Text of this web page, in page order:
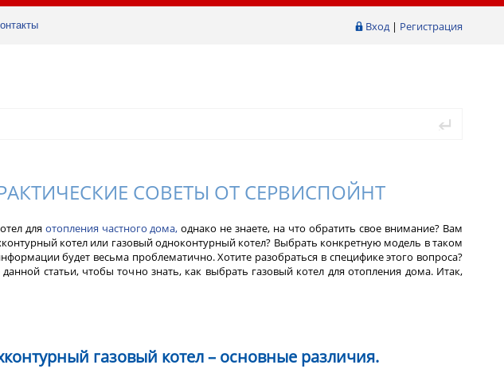
Вход| Регистрация
СОВЕТЫ ОТ СЕРВИСПОЙНТ
для отопления частного дома, однако не знаете, на что обратить свое внимание? Вам
котел или газовый одноконтурный котел? Выбрать конкретную модель в таком
будет весьма проблематично. Хотите разобраться в специфике этого вопроса?
статьи, чтобы точно знать, как выбрать газовый котел для отопления дома. Итак,
газовый котел – основные различия.